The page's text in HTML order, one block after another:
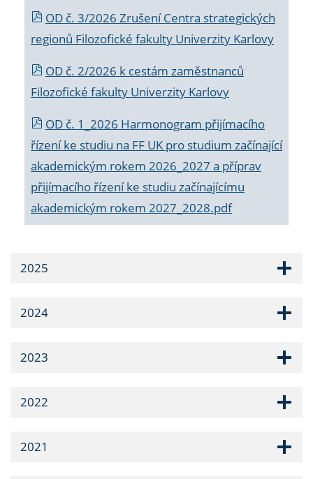
OD č. 3/2026 Zrušení Centra strategických
regionů Filozofické fakulty Univerzity Karlovy
OD č. 2/2026 k cestám zaměstnanců
Filozofické fakulty Univerzity Karlovy
OD č. 1_2026 Harmonogram přijímacího
řízení ke studiu na FF UK pro studium začínající
akademickým rokem 2026_2027 a příprav
přijímacího řízení ke studiu začínajícímu
akademickým rokem 2027_2028.pdf
2025
2024
2023
2022
2021